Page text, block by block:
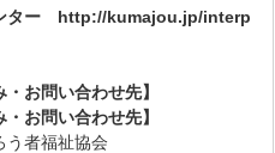
ター http://kumajou.jp/interp
・お問い合わせ先】
お問い合わせ先】
ろう者福祉協会